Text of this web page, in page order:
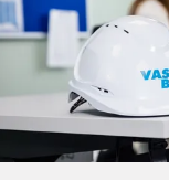
Ort